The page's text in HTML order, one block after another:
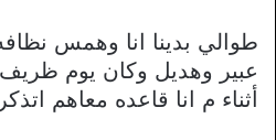
طوالي بدينا انا وهمس
عبير وهديل وكان يوم
أثناء م انا قاعده معاهم